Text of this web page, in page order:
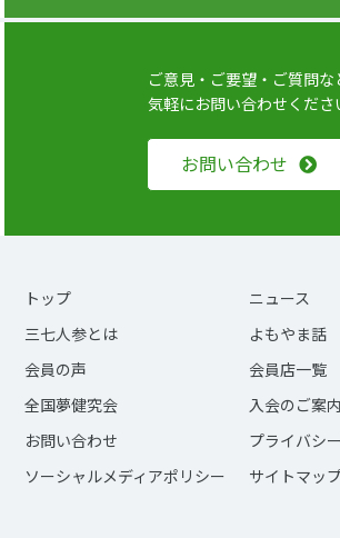
ご意見・ご要望・ご質問な
気軽にお問い合わせくださ
お問い合わせ
トップ
ニュース
三七人参とは
よもやま話
会員の声
会員店一覧
全国夢健究会
入会のご案内
お問い合わせ
プライバシ
ソーシャルメディアポリシー
サイトマッ